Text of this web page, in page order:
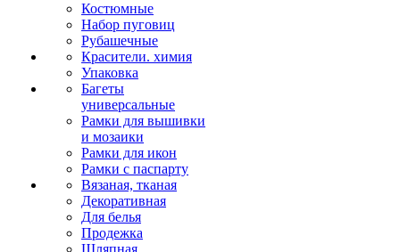
Костюмные
Набор пуговиц
Рубашечные
Красители. химия
Упаковка
Багеты
универсальные
Рамки для вышивки
и мозаики
Рамки для икон
Рамки с паспарту
Вязаная, тканая
Декоративная
Для белья
Продежка
Шляпная